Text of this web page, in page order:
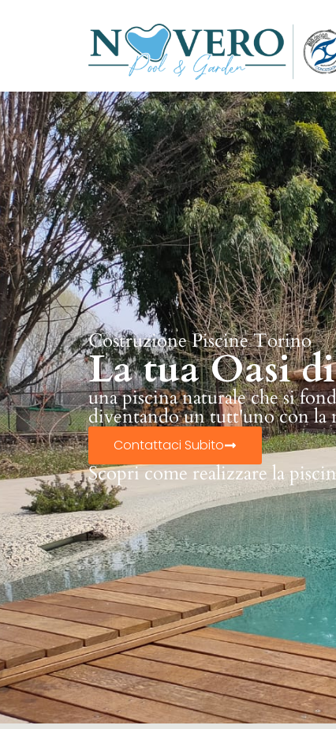
Costruzione Piscine Torino
La tua Oasi di
una piscina naturale che si
diventando un tutt'uno con la
Contattaci Subito
Scopri come realizzare la